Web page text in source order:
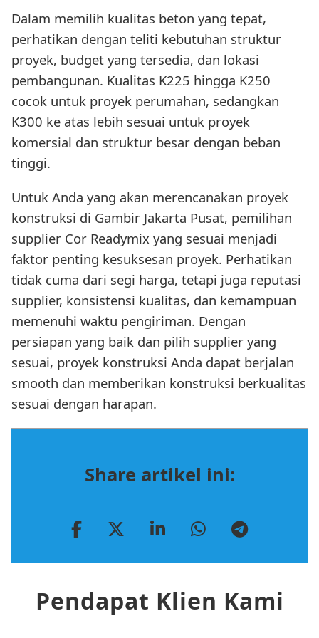
Dalam memilih kualitas beton yang tepat,
perhatikan dengan teliti kebutuhan struktur
proyek, budget yang tersedia, dan lokasi
pembangunan. Kualitas K225 hingga K250
cocok untuk proyek perumahan, sedangkan
K300 ke atas lebih sesuai untuk proyek
komersial dan struktur besar dengan beban
tinggi.
Untuk Anda yang akan merencanakan proyek
konstruksi di Gambir Jakarta Pusat, pemilihan
supplier Cor Readymix yang sesuai menjadi
faktor penting kesuksesan proyek. Perhatikan
tidak cuma dari segi harga, tetapi juga reputasi
supplier, konsistensi kualitas, dan kemampuan
memenuhi waktu pengiriman. Dengan
persiapan yang baik dan pilih supplier yang
sesuai, proyek konstruksi Anda dapat berjalan
smooth dan memberikan konstruksi berkualitas
sesuai dengan harapan.
Share artikel ini:
Pendapat Klien Kami